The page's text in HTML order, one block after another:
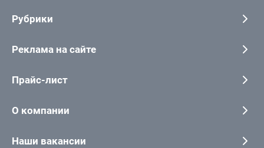
Рубрики
Реклама на сайте
Прайс-лист
О компании
Наши вакансии